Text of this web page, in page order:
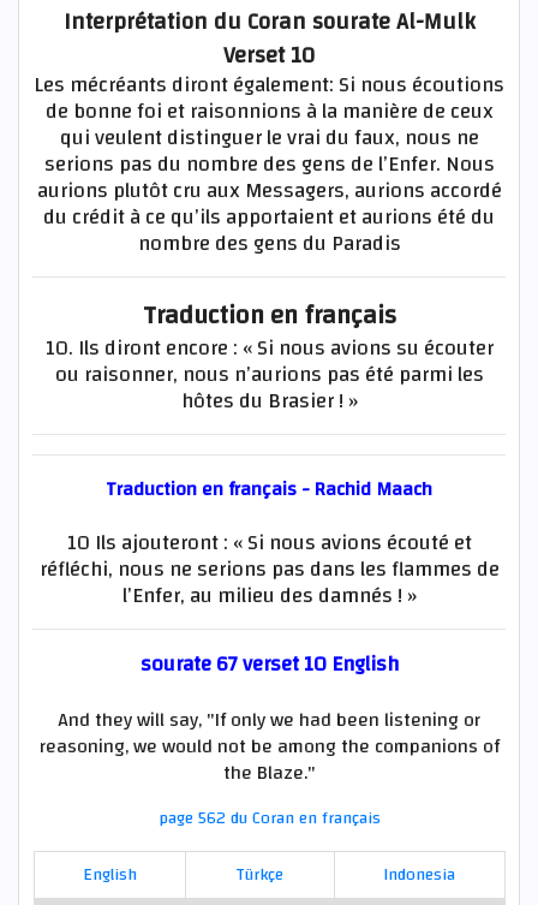
Interprétation du Coran sourate Al-Mulk
Verset 10
Les mécréants diront également: Si nous écoutions
de bonne foi et raisonnions à la manière de ceux
qui veulent distinguer le vrai du faux, nous ne
serions pas du nombre des gens de l’Enfer. Nous
aurions plutôt cru aux Messagers, aurions accordé
du crédit à ce qu’ils apportaient et aurions été du
nombre des gens du Paradis
Traduction en français
10. Ils diront encore : « Si nous avions su écouter
ou raisonner, nous n’aurions pas été parmi les
hôtes du Brasier ! »
Traduction en français - Rachid Maach
10 Ils ajouteront : « Si nous avions écouté et
réfléchi, nous ne serions pas dans les flammes de
l’Enfer, au milieu des damnés ! »
sourate 67 verset 10 English
And they will say, "If only we had been listening or
reasoning, we would not be among the companions of
the Blaze."
page 562 du Coran en français
English
Türkçe
Indonesia